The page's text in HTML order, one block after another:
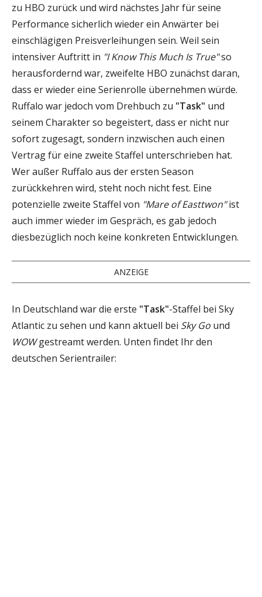
zu HBO zurück und wird nächstes Jahr für seine
Performance sicherlich wieder ein Anwärter bei
einschlägigen Preisverleihungen sein. Weil sein
intensiver Auftritt in "I Know This Much Is True"so
herausfordernd war, zweifelte HBO zunächst daran,
dass er wieder eine Serienrolle übernehmen würde.
Ruffalo war jedoch vom Drehbuch zu "Task" und
seinem Charakter so begeistert, dass er nicht nur
sofort zugesagt, sondern inzwischen auch einen
Vertrag für eine zweite Staffel unterschrieben hat.
Wer außer Ruffalo aus der ersten Season
zurückkehren wird, steht noch nicht fest. Eine
potenzielle zweite Staffel von "Mare of Easttwon"ist
auch immer wieder im Gespräch, es gab jedoch
diesbezüglich noch keine konkreten Entwicklungen.
ANZEIGE
In Deutschland war die erste "Task"-Staffel bei Sky
Atlantic zu sehen und kann aktuell bei Sky Go und
WOWgestreamt werden. Unten findet Ihr den
deutschen Serientrailer: